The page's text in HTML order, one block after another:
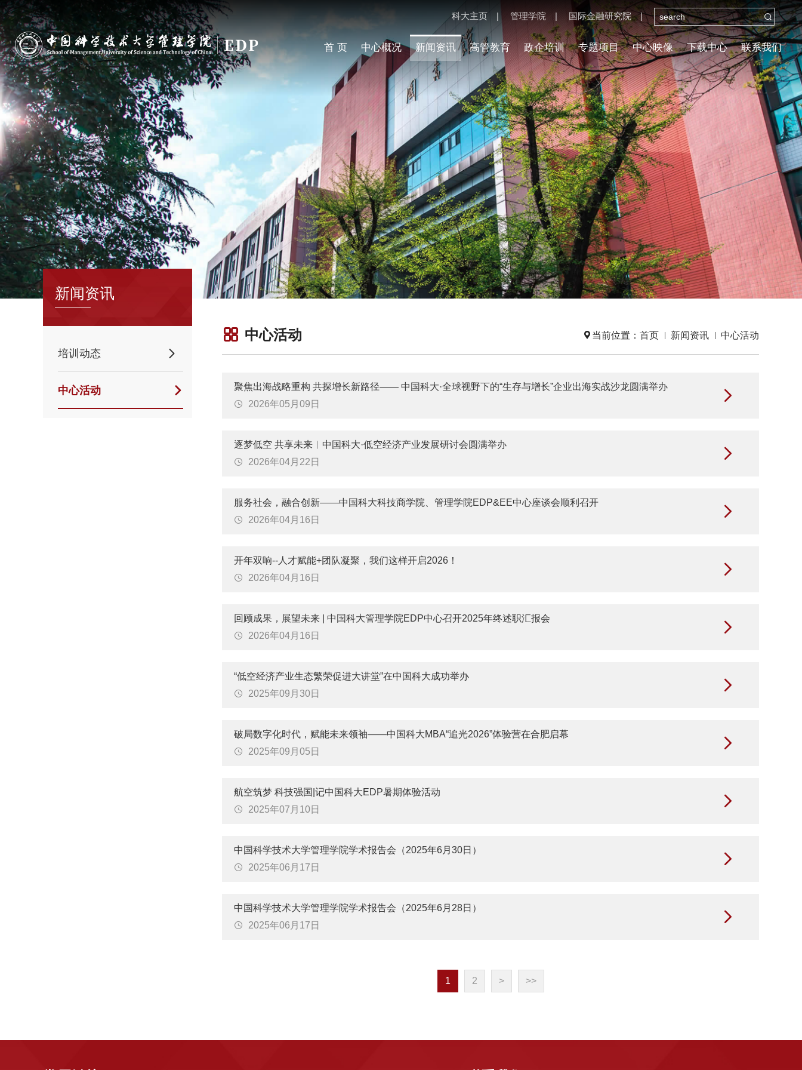
科大主页 | 管理学院 | 国际金融研究院 | 
首 页 中心概况 新闻资讯 高管教育 政企培训 专题项目 中心映像 下载中心 联系我们
新闻资讯
培训动态 
中心活动 
 中心活动  当前位置： 首页 新闻资讯 中心活动
聚焦出海战略重构 共探增长新路径—— 中国科大·全球视野下的“生存与增长”企业出海实战沙龙圆满举办
 2026年05月09日

逐梦低空 共享未来︱中国科大·低空经济产业发展研讨会圆满举办
 2026年04月22日

服务社会，融合创新——中国科大科技商学院、管理学院EDP&EE中心座谈会顺利召开
 2026年04月16日

开年双响--人才赋能+团队凝聚，我们这样开启2026！
 2026年04月16日

回顾成果，展望未来 | 中国科大管理学院EDP中心召开2025年终述职汇报会
 2026年04月16日

“低空经济产业生态繁荣促进大讲堂”在中国科大成功举办
 2025年09月30日

破局数字化时代，赋能未来领袖——中国科大MBA“追光2026”体验营在合肥启幕
 2025年09月05日

航空筑梦 科技强国|记中国科大EDP暑期体验活动
 2025年07月10日

中国科学技术大学管理学院学术报告会（2025年6月30日）
 2025年06月17日

中国科学技术大学管理学院学术报告会（2025年6月28日）
 2025年06月17日

1 2 > >>